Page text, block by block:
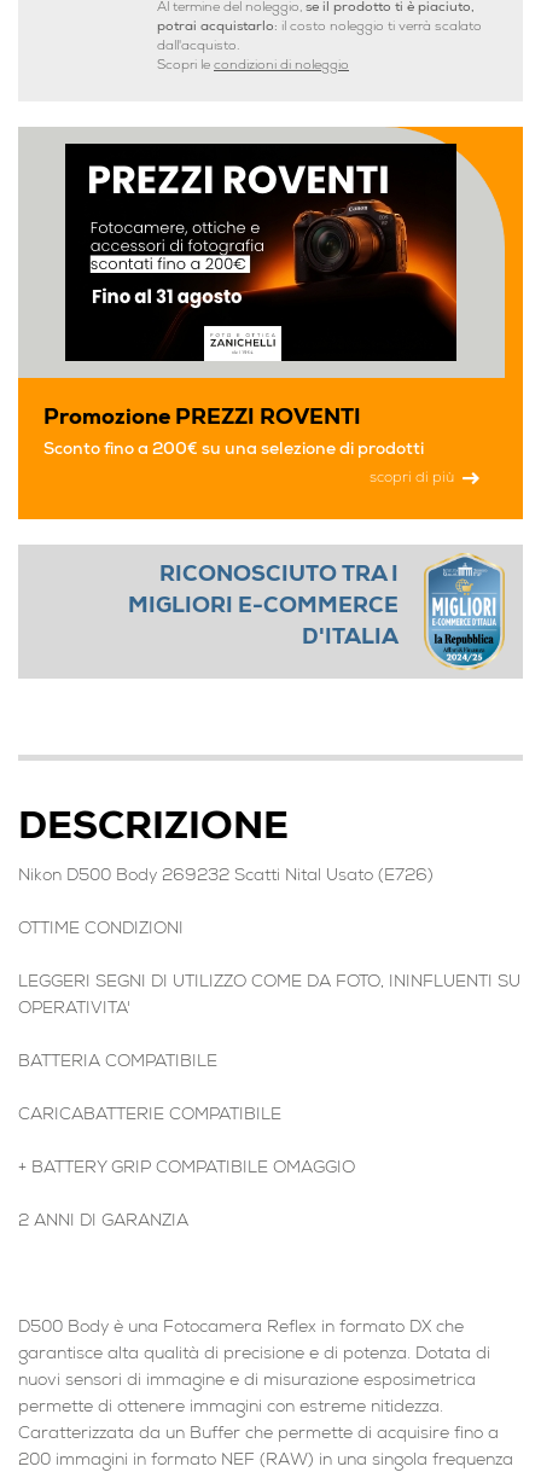
Al termine del noleggio, se il prodotto ti è piaciuto,
potrai acquistarlo: il costo noleggio ti verrà scalato
dall'acquisto.
Scopri le condizioni di noleggio
Promozione PREZZI ROVENTI
Sconto fino a 200€ su una selezione di prodotti
scopri di più
RICONOSCIUTO TRA I
MIGLIORI E-COMMERCE
D'ITALIA
DESCRIZIONE
Nikon D500 Body 269232 Scatti Nital Usato (E726)
OTTIME CONDIZIONI
LEGGERI SEGNI DI UTILIZZO COME DA FOTO, ININFLUENTI SU
OPERATIVITA'
BATTERIA COMPATIBILE
CARICABATTERIE COMPATIBILE
+ BATTERY GRIP COMPATIBILE OMAGGIO
2 ANNI DI GARANZIA
D500 Body è una Fotocamera Reflex in formato DX che
garantisce alta qualità di precisione e di potenza. Dotata di
nuovi sensori di immagine e di misurazione esposimetrica
permette di ottenere immagini con estreme nitidezza.
Caratterizzata da un Buffer che permette di acquisire fino a
200 immagini in formato NEF (RAW) in una singola frequenza